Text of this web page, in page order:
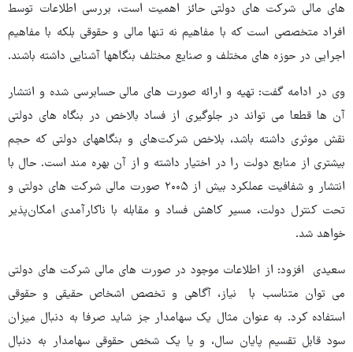
های مالی شرکت های دولتی حائز اهمیت است، بررسی اطلاعات توسط
افراد متخصصی است که با مفاهیم نه تنها مالی و حقوقی بلکه با مفاهیم
اجرایی در حوزه های مختلف و صنایع مختلف بنگاهها آشنایی داشته باشند.
وی در ادامه گفت: تهیه و ارائه صورت های مالی حسابرسی شده و انتشار
آن ها قطعا می تواند در جلوگیری از فساد بالاخص در بنگاه های دولتی
نقش موثری داشته باشد، بلاخص شرکت‌های و بنگاههای دولتی که حجم
بیشتری از منابع دولت را در اختیار داشته و از آن بهره مند است. حال با
انتشار و شفافیت عملکرد بیش از ۲۰۰۵ صورت مالی شرکت های دولتی و
تحت کنترل دولت، مسیر کاهش فساد و مقابله با ناکارآمدی امکان‌پذیر
خواهد شد.
سعیدی افزود: از اطلاعات موجود در صورت های مالی شرکت های دولتی
می توان متناسب با نیاز، آگاهی و تخصص اشخاص حقیقی و حقوقی
استفاده کرد. به عنوان مثال یک سهامدار جز شاید صرفا به دنبال میزان
سود قابل تقسیم پایان سال، و یا یک شخص حقوقی سهامدار به دنبال